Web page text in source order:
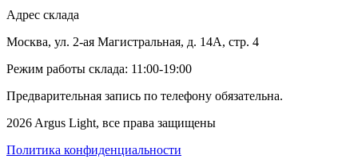
Адрес склада
Москва, ул. 2-ая Магистральная, д. 14А, стр. 4
Режим работы склада: 11:00-19:00
Предварительная запись по телефону обязательна.
2026 Argus Light, все права защищены
Политика конфиденциальности